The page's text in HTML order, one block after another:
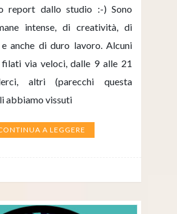
report dallo studio :-) Sono
intense, di creatività, di
e anche di duro lavoro. Alcuni
via veloci, dalle 9 alle 21
altri (parecchi questa
abbiamo vissuti
A LEGGERE